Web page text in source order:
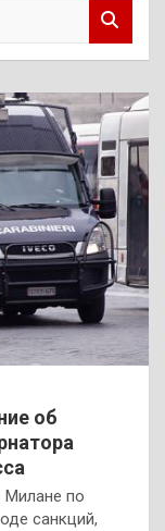
об
Милане по
санкций,